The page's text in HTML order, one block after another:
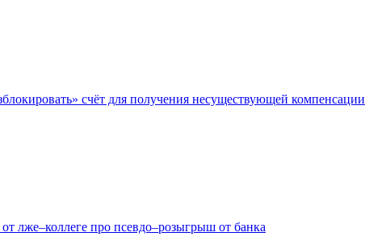
счёт для получения несуществующей компенсации
лже–коллеге про псевдо–розыгрыш от банка